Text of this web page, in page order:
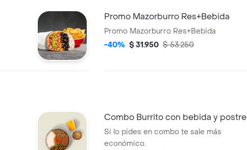
Promo Mazorburro Res+Bebida
Promo Mazorburro Res+Bebida
-40% $ 31.950 $ 53.250
Combo Burrito con bebida y postre
Si lo pides en combo te sale más
económico.